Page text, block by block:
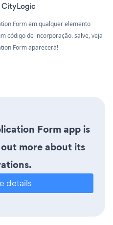
Form em qualquer elemento
código de incorporação. salve, veja
Form aparecerá!
Form app is
more about its
details